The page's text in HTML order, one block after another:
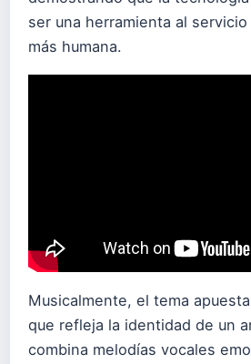
ser una herramienta al
más humana.
Musicalmente, el tema
que refleja la identidad de un
combina melodías vocales